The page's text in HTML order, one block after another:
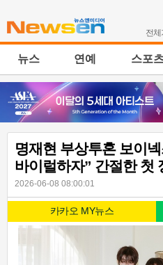
전체
뉴스 연예 스포
명재현 부상투혼 보이넥
바이럴하자” 간절한
2026-06-08 08:00:01
카카오 MY뉴스